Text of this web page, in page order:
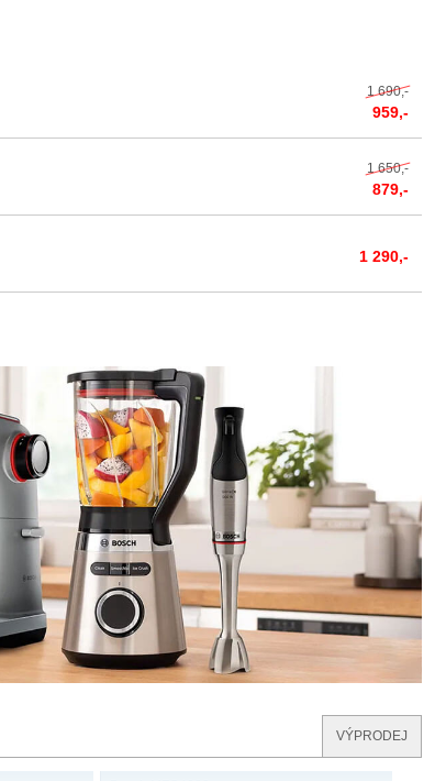
1 690,-
959,-
1 650,-
879,-
1 290,-
VÝPRODEJ